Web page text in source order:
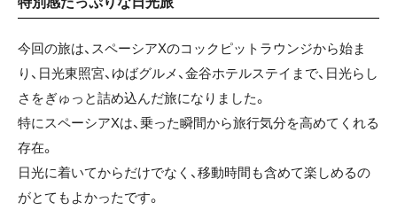
今回の旅は、スペーシアXのコックピットラウンジから始ま
り、日光東照宮、ゆばグルメ、金谷ホテルステイまで、日光らし
さをぎゅっと詰め込んだ旅になりました。
特にスペーシアXは、乗った瞬間から旅行気分を高めてくれる
存在。
日光に着いてからだけでなく、移動時間も含めて楽しめるの
がとてもよかったです。